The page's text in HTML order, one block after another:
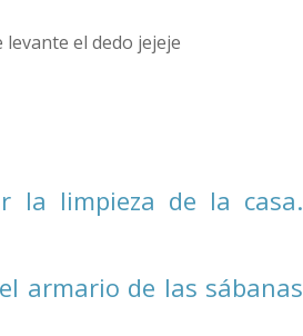
el dedo jejeje
la limpieza de la casa.
armario de las sábanas